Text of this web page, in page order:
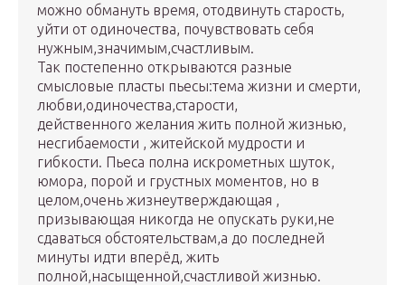
можно обмануть время, отодвинуть старость,
уйти от одиночества, почувствовать себя
нужным,значимым,счастливым.
Так постепенно открываются разные
смысловые пласты пьесы:тема жизни и смерти,
любви,одиночества,старости,
действенного желания жить полной жизнью,
несгибаемости , житейской мудрости и
гибкости. Пьеса полна искрометных шуток,
юмора, порой и грустных моментов, но в
целом,очень жизнеутверждающая ,
призывающая никогда не опускать руки,не
сдаваться обстоятельствам,а до последней
минуты идти вперёд, жить
полной,насыщенной,счастливой жизнью.